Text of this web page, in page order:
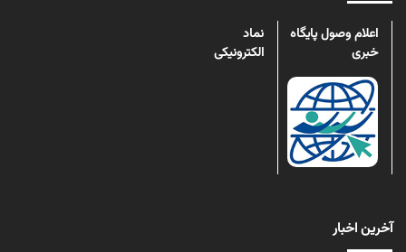
اعلام وصول پایگاه
خبری
نماد
الکترونیکی
آخرین اخبار